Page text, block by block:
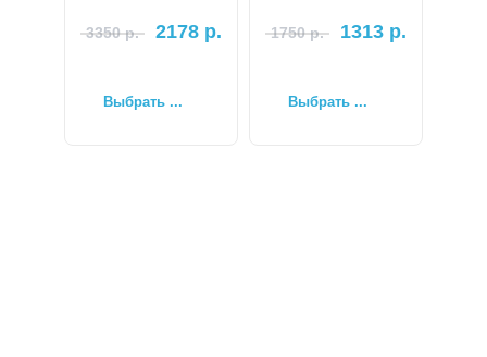
3350р. 2178 р.
Выбрать ...
1750р. 1313 р.
Выбрать ...